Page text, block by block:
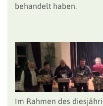
behandelt haben.
Im Rahmen des